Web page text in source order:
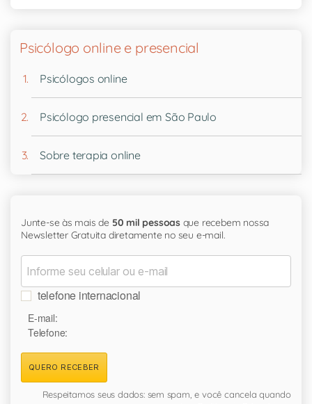
Psicólogo online e presencial
Psicólogos online
Psicólogo presencial em São Paulo
Sobre terapia online
Junte-se às mais de 50 mil pessoasque recebem nossa
Newsletter Gratuita diretamente no seu e-mail.
telefone internacional
E-mail:
Telefone:
QUERO RECEBER
Respeitamos seus dados: sem spam, e você cancela quando